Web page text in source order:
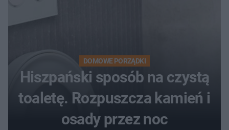
DOMOWE PORZĄDKI
Hiszpański sposób na czystą
toaletę. Rozpuszcza kamień i
osady przez noc